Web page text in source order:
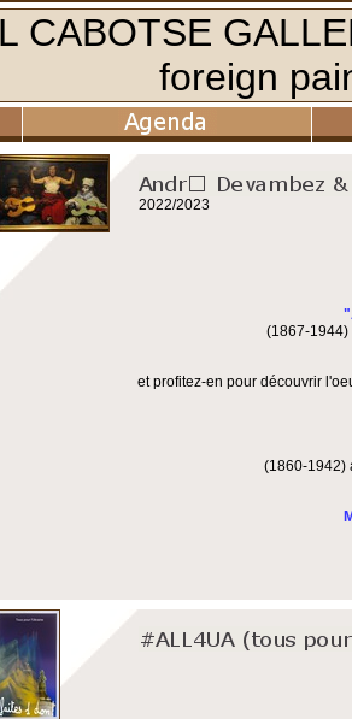
2022/2023
(1867-1944)
et profitez-en pour découvrir
(1860-1942)